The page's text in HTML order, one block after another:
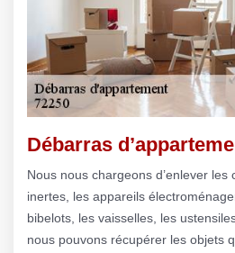
Débarras
Nous nous chargeons d’enlever les
inertes, les appareils
bibelots, les vaisselles, les
nous pouvons récupérer les objets